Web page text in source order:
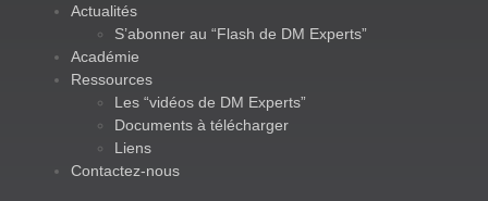
Actualités
S’abonner au “Flash de DM Experts”
Académie
Ressources
Les “vidéos de DM Experts”
Documents à télécharger
Liens
Contactez-nous